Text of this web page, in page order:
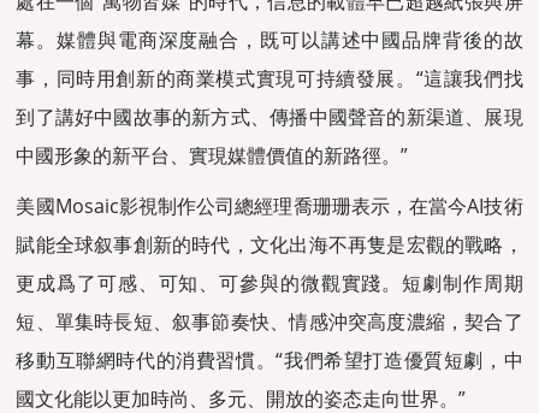
幕。媒體與電商深度融合，既可以講述中國品牌背後的故
事，同時用創新的商業模式實現可持續發展。“這讓我們找
到了講好中國故事的新方式、傳播中國聲音的新渠道、展現
中國形象的新平台、實現媒體價值的新路徑。”
美國Mosaic影視制作公司總經理喬珊珊表示，在當今AI技術
賦能全球叙事創新的時代，文化出海不再隻是宏觀的戰略，
更成爲了可感、可知、可參與的微觀實踐。短劇制作周期
短、單集時長短、叙事節奏快、情感沖突高度濃縮，契合了
移動互聯網時代的消費習慣。“我們希望打造優質短劇，中
國文化能以更加時尚、多元、開放的姿态走向世界。”